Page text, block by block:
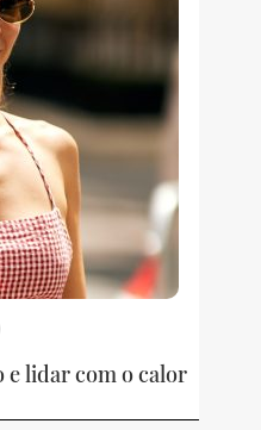
e lidar com o calor